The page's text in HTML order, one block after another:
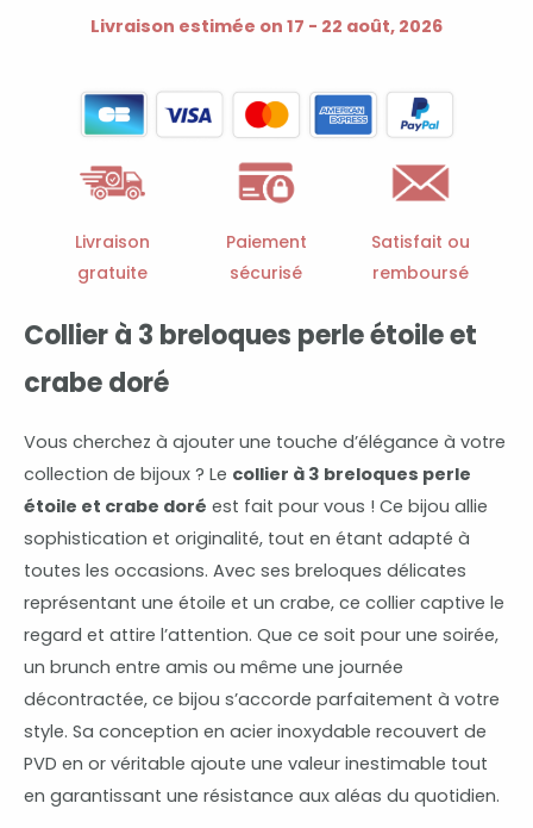
breloques
étoile
crabe
Livraison estimée on 17 - 22 août, 2026
Livraison
gratuite
Paiement
sécurisé
Satisfait ou
remboursé
Collier à 3 breloques perle étoile et
crabe doré
Vous cherchez à ajouter une touche d’élégance à votre
collection de bijoux ? Le collier à 3 breloques perle
étoile et crabe doré est fait pour vous ! Ce bijou allie
sophistication et originalité, tout en étant adapté à
toutes les occasions. Avec ses breloques délicates
représentant une étoile et un crabe, ce collier captive le
regard et attire l’attention. Que ce soit pour une soirée,
un brunch entre amis ou même une journée
décontractée, ce bijou s’accorde parfaitement à votre
style. Sa conception en acier inoxydable recouvert de
PVD en or véritable ajoute une valeur inestimable tout
en garantissant une résistance aux aléas du quotidien.